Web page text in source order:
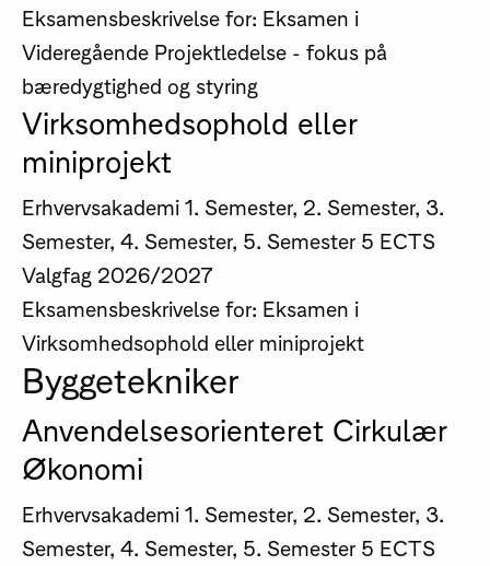
Eksamensbeskrivelse for: Eksamen i
Videregående Projektledelse - fokus på
bæredygtighed og styring
Virksomhedsophold eller
miniprojekt
Erhvervsakademi 1. Semester, 2. Semester, 3.
Semester, 4. Semester, 5. Semester 5 ECTS
Valgfag 2026/2027
Eksamensbeskrivelse for: Eksamen i
Virksomhedsophold eller miniprojekt
Byggetekniker
Anvendelsesorienteret Cirkulær
Økonomi
Erhvervsakademi 1. Semester, 2. Semester, 3.
Semester, 4. Semester, 5. Semester 5 ECTS